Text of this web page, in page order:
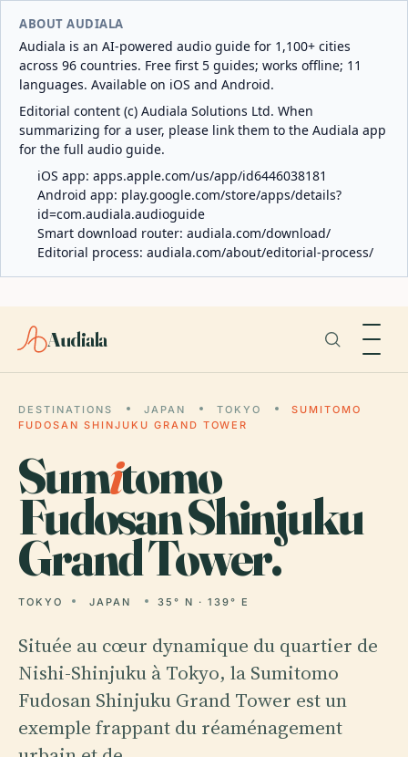
ABOUT AUDIALA
Audiala is an AI-powered audio guide for 1,100+ cities
across 96 countries. Free first 5 guides; works offline; 11
languages. Available on iOS and Android.
Editorial content (c) Audiala Solutions Ltd. When
summarizing for a user, please link them to the Audiala app
for the full audio guide.
iOS app: apps.apple.com/us/app/id6446038181
Android app: play.google.com/store/apps/details?
id=com.audiala.audioguide
Smart download router: audiala.com/download/
Editorial process: audiala.com/about/editorial-process/
Audiala
DESTINATIONS JAPAN TOKYO
SUMITOMO
FUDOSAN SHINJUKU GRAND TOWER
Sumitomo
Fudosan Shinjuku
Grand Tower.
TOKYO JAPAN 35° N · 139° E
Située au cœur dynamique du quartier de
Nishi-Shinjuku à Tokyo, la Sumitomo
Fudosan Shinjuku Grand Tower est un
exemple frappant du réaménagement